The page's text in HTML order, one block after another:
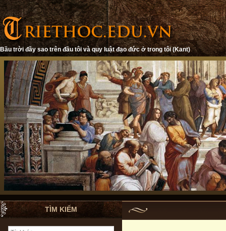
Bầu trời đầy sao trên đầu tôi và quy luật đạo đức ở trong tôi (Kant)
TÌM KIẾM